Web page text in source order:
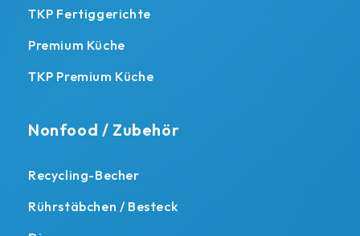
TKP Fertiggerichte
Premium Küche
TKP Premium Küche
Nonfood / Zubehör
Recycling-Becher
Rührstäbchen / Besteck